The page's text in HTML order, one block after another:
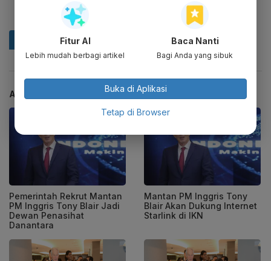
ARTIKEL TERKAIT
Pemerintah Rekrut Mantan
PM Inggris Tony Blair Jadi
Dewan Penasihat
Danantara
Mantan PM Inggris Tony
Blair Akan Dukung Internet
Starlink di IKN
Fitur AI
Lebih mudah berbagi artikel
Baca Nanti
Bagi Anda yang sibuk
Buka di Aplikasi
Tetap di Browser